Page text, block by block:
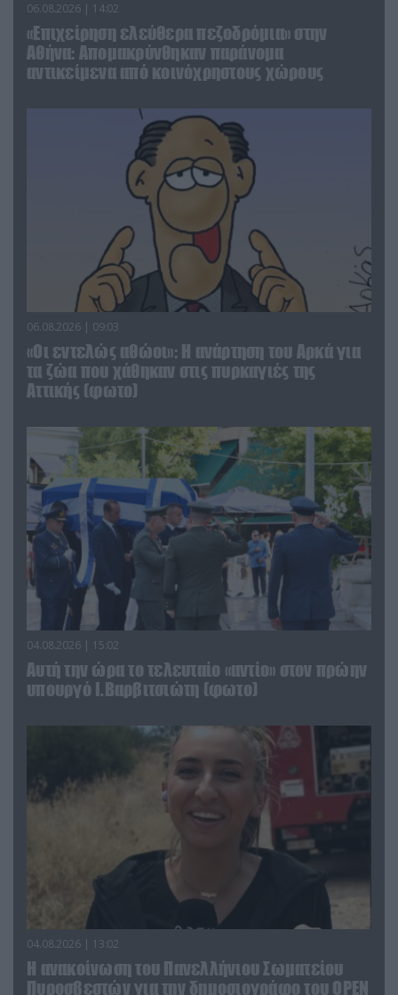
06.08.2026 | 14:02
«Επιχείρηση ελεύθερα πεζοδρόμια» στην
Αθήνα: Απομακρύνθηκαν παράνομα
αντικείμενα από κοινόχρηστους χώρους
06.08.2026 | 09:03
«Οι εντελώς αθώοι»: Η ανάρτηση του Αρκά για
τα ζώα που χάθηκαν στις πυρκαγιές της
Αττικής (φωτο)
04.08.2026 | 15:02
Αυτή την ώρα το τελευταίο «αντίο» στον πρώην
υπουργό Ι.Βαρβιτσιώτη (φωτο)
04.08.2026 | 13:02
Η ανακοίνωση του Πανελλήνιου Σωματείου
Πυροσβεστών για την δημοσιογράφο του OPEN